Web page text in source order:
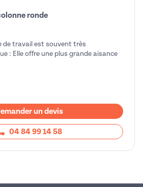
ronde
de travail est souvent très
: Elle offre une plus grande aisance
un devis
04 84 99 14 58